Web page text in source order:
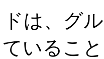
は、グ
ているこ